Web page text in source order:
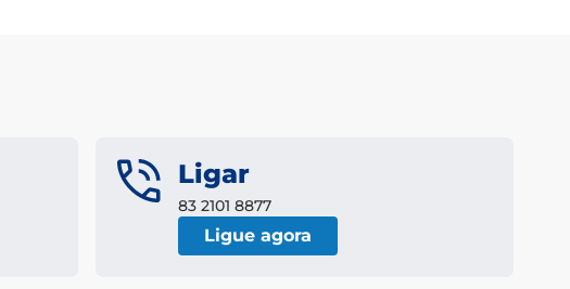
Ligar
83 2101 8877
Ligue agora